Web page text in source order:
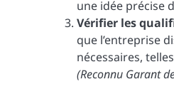
une idée précise
Vérifier les
que l’entreprise
nécessaires,
(Reconnu Garant